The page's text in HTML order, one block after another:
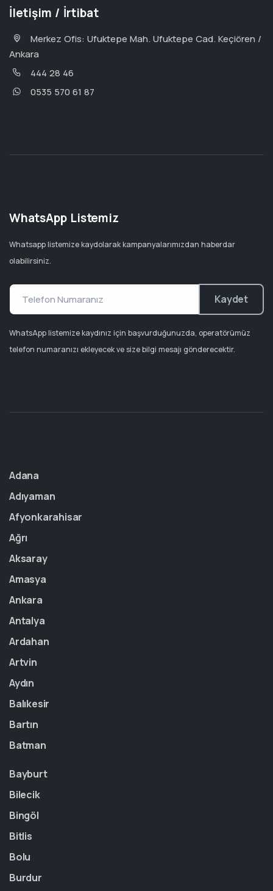
İletişim / İrtibat
Merkez Ofis: Ufuktepe Mah. Ufuktepe Cad. Keçiören /
Ankara
444 28 46
0535 570 61 87
WhatsApp Listemiz
Whatsapp listemize kaydolarak kampanyalarımızdan haberdar
olabilirsiniz.
Kaydet
WhatsApp listemize kaydınız için başvurduğunuzda, operatörümüz
telefon numaranızı ekleyecek ve size bilgi mesajı gönderecektir.
Adana
Adıyaman
Afyonkarahisar
Ağrı
Aksaray
Amasya
Ankara
Antalya
Ardahan
Artvin
Aydın
Balıkesir
Bartın
Batman
Bayburt
Bilecik
Bingöl
Bitlis
Bolu
Burdur